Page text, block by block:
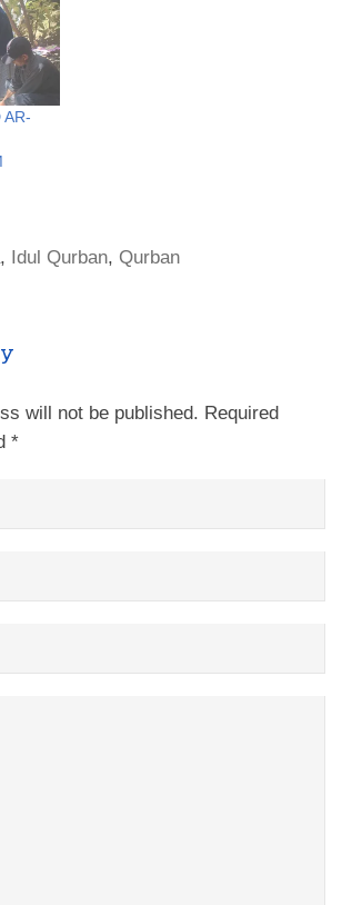
AR-
, Idul Qurban, Qurban
will not be published. Required
*